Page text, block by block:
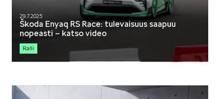
29.7.2025
Škoda Enyaq RS Race: tulevaisuus saapuu
nopeasti – katso video
Ralli